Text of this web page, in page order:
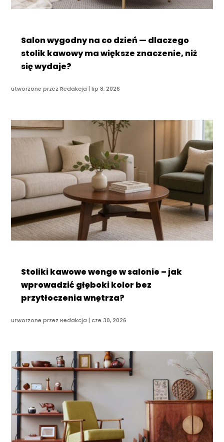
Salon wygodny na co dzień — dlaczego
stolik kawowy ma większe znaczenie, niż
się wydaje?
utworzone przezRedakcja |lip 8, 2026
Stoliki kawowe wenge w salonie – jak
wprowadzić głęboki kolor bez
przytłoczenia wnętrza?
utworzone przezRedakcja |cze 30, 2026